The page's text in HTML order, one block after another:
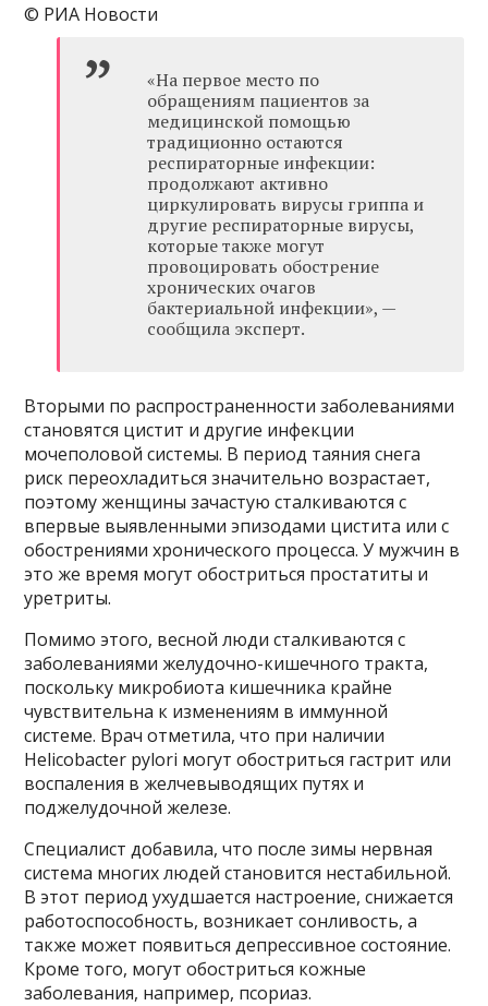
© РИА Новости
«На первое место по
обращениям пациентов за
медицинской помощью
традиционно остаются
респираторные инфекции:
продолжают активно
циркулировать вирусы гриппа и
другие респираторные вирусы,
которые также могут
провоцировать обострение
хронических очагов
бактериальной инфекции», —
сообщила эксперт.
Вторыми по распространенности заболеваниями
становятся цистит и другие инфекции
мочеполовой системы. В период таяния снега
риск переохладиться значительно возрастает,
поэтому женщины зачастую сталкиваются с
впервые выявленными эпизодами цистита или с
обострениями хронического процесса. У мужчин в
это же время могут обостриться простатиты и
уретриты.
Помимо этого, весной люди сталкиваются с
заболеваниями желудочно-кишечного тракта,
поскольку микробиота кишечника крайне
чувствительна к изменениям в иммунной
системе. Врач отметила, что при наличии
Helicobacter pylori могут обостриться гастрит или
воспаления в желчевыводящих путях и
поджелудочной железе.
Специалист добавила, что после зимы нервная
система многих людей становится нестабильной.
В этот период ухудшается настроение, снижается
работоспособность, возникает сонливость, а
также может появиться депрессивное состояние.
Кроме того, могут обостриться кожные
заболевания, например, псориаз.